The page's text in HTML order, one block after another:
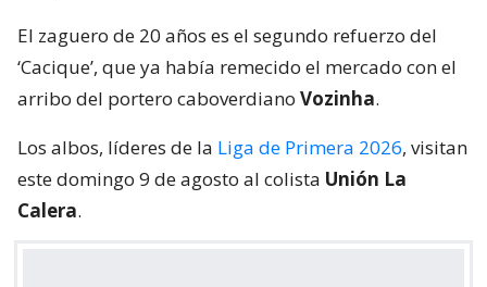
El zaguero de 20 años es el segundo refuerzo del
‘Cacique’, que ya había remecido el mercado con el
arribo del portero caboverdiano Vozinha.
Los albos, líderes de la Liga de Primera 2026, visitan
este domingo 9 de agosto al colista Unión La
Calera.